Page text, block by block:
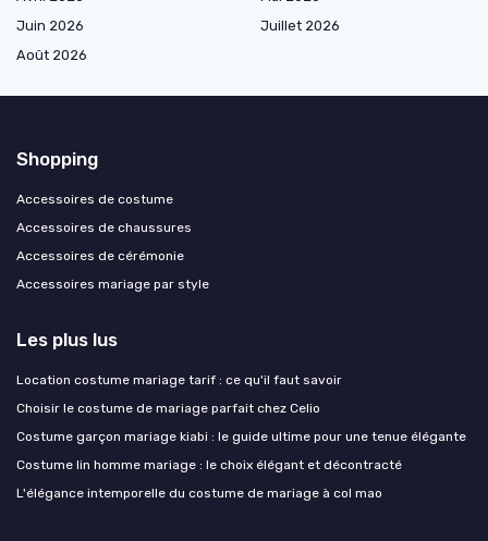
Juin 2026
Juillet 2026
Août 2026
Shopping
Accessoires de costume
Accessoires de chaussures
Accessoires de cérémonie
Accessoires mariage par style
Les plus lus
Location costume mariage tarif : ce qu'il faut savoir
Choisir le costume de mariage parfait chez Celio
Costume garçon mariage kiabi : le guide ultime pour une tenue élégante
Costume lin homme mariage : le choix élégant et décontracté
L'élégance intemporelle du costume de mariage à col mao